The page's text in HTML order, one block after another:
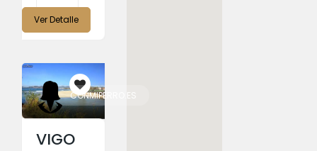
Ver Detalle
CONMIPERRO.ES
VIGO